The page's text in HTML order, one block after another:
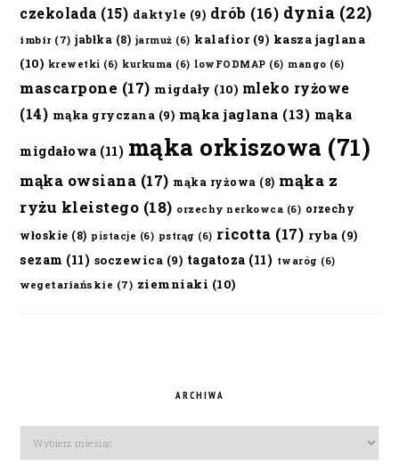
czekolada (15) daktyle (9) drób (16) dynia (22)
imbir (7) jabłka (8) jarmuż (6) kalafior(9) kasza jaglana
(10) krewetki (6) kurkuma (6) lowFODMAP (6) mango (6)
mascarpone (17) migdały (10) mleko ryżowe
(14) mąka gryczana (9) mąka jaglana (13) mąka
migdałowa (11) mąka orkiszowa (71)
mąka owsiana (17) mąka ryżowa (8) mąka z
ryżu kleistego (18) orzechy nerkowca (6) orzechy
włoskie (8) pistacje (6) pstrąg (6) ricotta (17) ryba (9)
sezam (11) soczewica (9) tagatoza (11) twaróg (6)
wegetariańskie (7) ziemniaki (10)
ARCHIWA
Archiwa